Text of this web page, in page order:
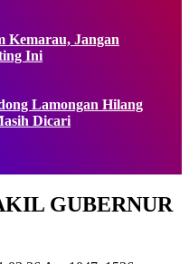
Kemarau, Jangan
Ini
Lamongan Hilang
Dicari
GUBERNUR